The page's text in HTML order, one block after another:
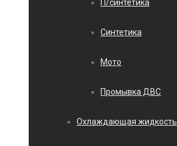
П/синтетика
Синтетика
Мото
Промывка ДВС
Охлаждающая жидкость